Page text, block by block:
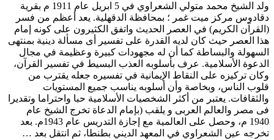
ولد الشيخ محمد متولي الشعراوي في 5 ابريل عام 1911 م بقرية
دقادوس مركز ميت غمر ؛ بمحافظة الدقهلية. يعد أعظم من فسر
(القرآن الكريم) في العصر الحديث واتفق الكثيرون على كونه إمام
هذا العصر حيث كان لديه القدرة على تفسير أى مسألة دينية بمنتهى
السهولة والبساطة كما أن له مجهودات كبيرة وعظيمة في مجال
الدعوة الأسلامية. عرف بأسلوبه العذب البسيط في تفسير القرآن،
وكان تركيزه على النقاط الإيمانية في تفسيره جعله يقترب من
قلوب الناس، وبخاصة وأن أسلوبه يناسب جميع المستويات
والثقافات. يعتبر من أكثر الشخصيات الأسلامية حبا واحتراما وتقديرا
فى مصر والعالم العربى و يلقب (بإمام الدعاة تخرج الشيخ عام
1940 م، وحصل على العالمية مع إجازة التدريس عام 1943م. بعد
تخرجه عين الشعراوي في المعهد الديني بطنطا، ثم انتقل بعد …